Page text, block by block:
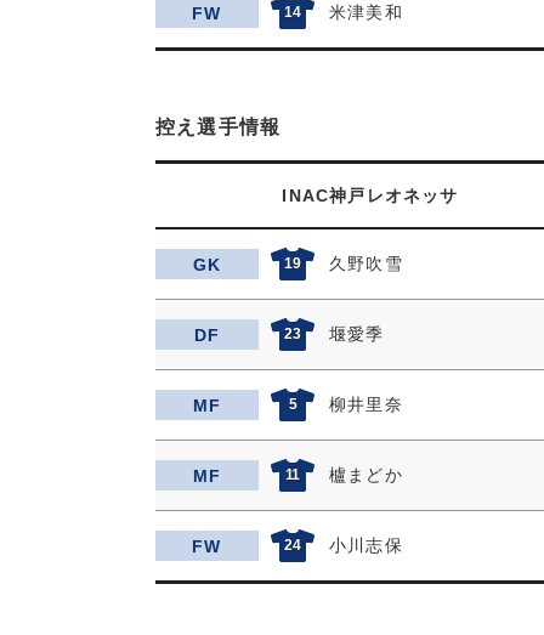
FW 14 米津美和
控え選手情報
INAC神戸レオネッサ
GK 19 久野吹雪
DF 23 堰愛季
MF 5 柳井里奈
MF 11 櫨まどか
FW 24 小川志保